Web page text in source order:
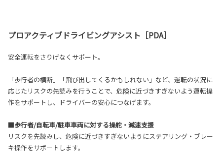
プロアクティブドライビングアシスト［PDA］
安全運転をさりげなくサポート。
「歩行者の横断」「飛び出してくるかもしれない」など、運転の状況に
応じたリスクの先読みを行うことで、危険に近づきすぎないよう運転操
作をサポートし、ドライバーの安心につなげます。
■歩行者/自転車/駐車車両に対する操舵・減速支援
リスクを先読みし、危険に近づきすぎないようにステアリング・ブレー
キ操作をサポートします。